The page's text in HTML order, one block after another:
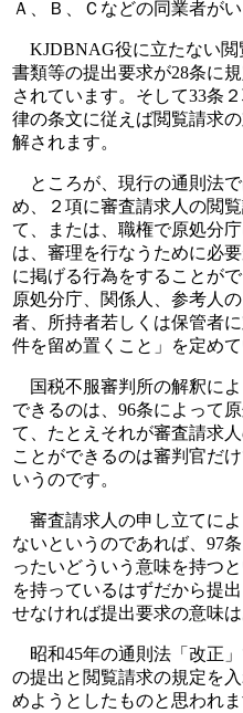
Ａ、Ｂ、Ｃなどの同業者が
KJDBNAG役に立たない
書類等の提出要求が28条に
されています。そして33条
律の条文に従えば閲覧請求
解されます。
ところが、現行の通則法
め、２項に審査請求人の閲
て、または、職権で原処分
は、審理を行なうために必
に掲げる行為をすることが
原処分庁、関係人、参考人
者、所持者若しくは保管者
件を留め置くこと」を定めて
国税不服審判所の解釈に
できるのは、96条によって
て、たとえそれが審査請求
ことができるのは審判官だ
いうのです。
審査請求人の申し立てに
ないというのであれば、97
ったいどういう意味を持つ
を持っているはずだから提
せなければ提出要求の意味は
昭和45年の通則法「改正
の提出と閲覧請求の規定を
めようとしたものと思われ